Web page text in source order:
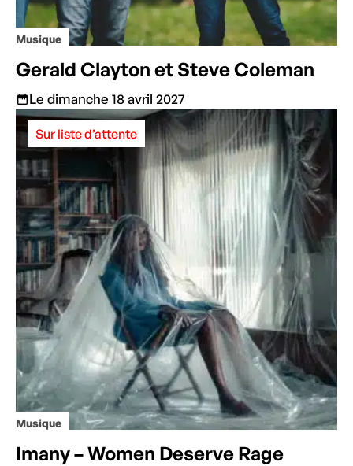
Musique
Gerald Clayton et Steve Coleman
Le dimanche 18 avril 2027
Musique
Sur liste d’attente
Imany – Women Deserve Rage